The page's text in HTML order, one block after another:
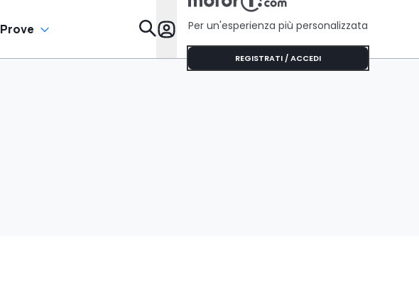
Prove Da Sapere
Per un'esperienza più personalizzata
REGISTRATI / ACCEDI